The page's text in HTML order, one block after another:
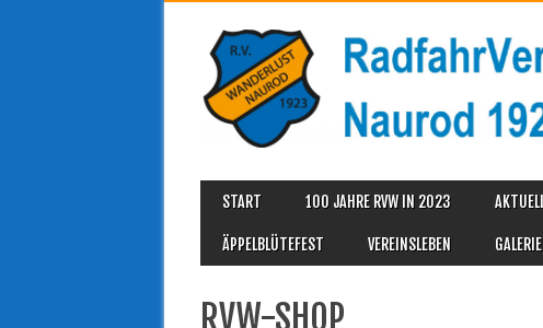
MAIN MENU
content
START 100 JAHRE RVW IN 2023
ÄPPELBLÜTEFEST VEREINSLEBEN GALERIE
RVW-SHOP